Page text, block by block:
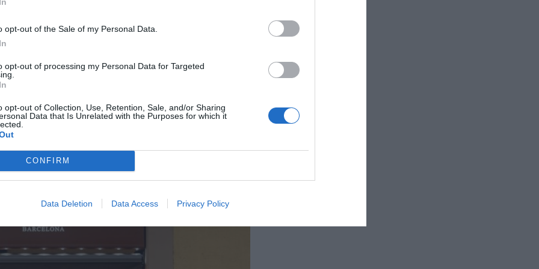
opt-out of the Sale of my Personal Data.
opt-out of processing my Personal Data for Targeted
opt-out of Collection, Use, Retention, Sale, and/or Sharing
Data that Is Unrelated with the Purposes for which it
CONFIRM
Data Deletion Data Access Privacy Policy
Oriol Carrió de Barcelona, el rànquing
com a guanyadora del panellet de plata.
va ser el guanyador l'any passat.
en la pastisseria